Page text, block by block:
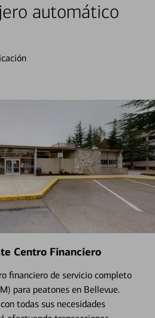
automático
Centro Financiero
financiero de servicio completo
para peatones en Bellevue.
todas sus necesidades